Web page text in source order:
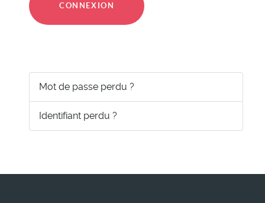
CONNEXION
Mot de passe perdu ?
Identifiant perdu ?